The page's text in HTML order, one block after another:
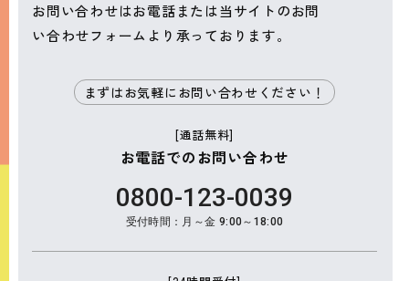
お問い合わせはお電話または当サイトのお問
い合わせフォームより承っております。
まずはお気軽にお問い合わせください！
[通話無料]
お電話でのお問い合わせ
0800-123-0039
受付時間：月～金 9:00～18:00